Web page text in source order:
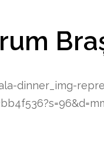
dinner_img-